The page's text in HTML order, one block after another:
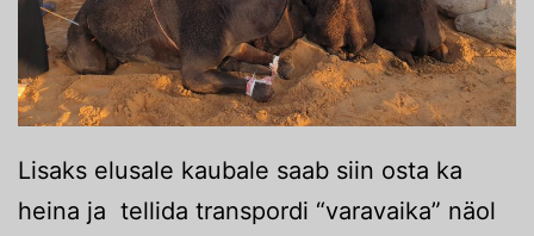
Lisaks elusale kaubale saab siin osta ka
heina ja tellida transpordi “varavaika” näol